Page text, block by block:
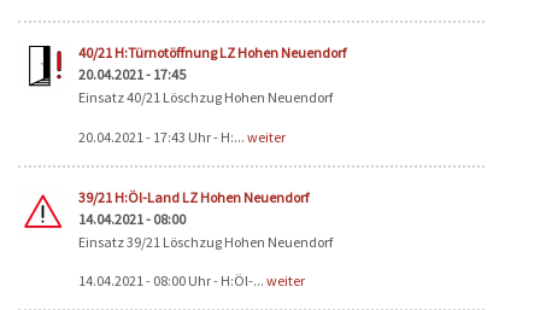
40/21 H:Türnotöffnung LZ Hohen Neuendorf
20.04.2021 - 17:45
Einsatz 40/21 Löschzug Hohen Neuendorf
20.04.2021 - 17:43 Uhr - H:... weiter
39/21 H:Öl-Land LZ Hohen Neuendorf
14.04.2021 - 08:00
Einsatz 39/21 Löschzug Hohen Neuendorf
14.04.2021 - 08:00 Uhr - H:Öl-... weiter